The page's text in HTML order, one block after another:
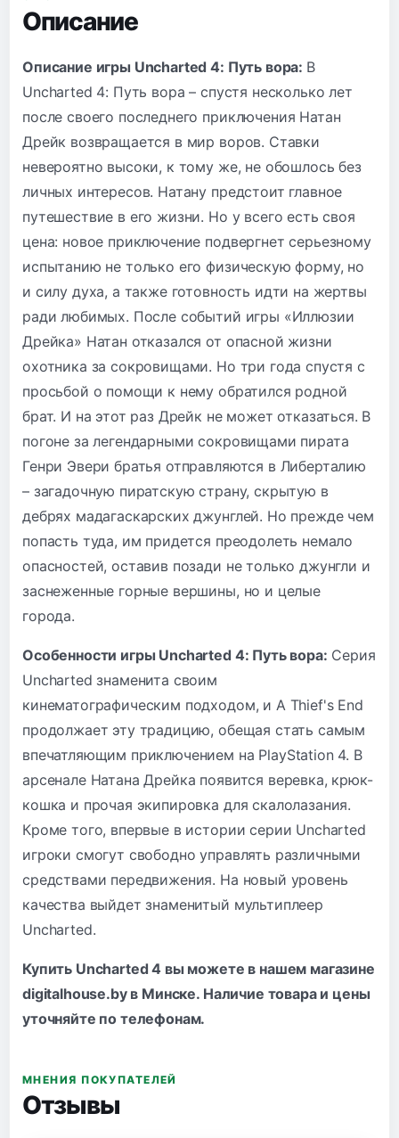
Описание
Описание игры Uncharted 4: Путь вора: В
Uncharted 4: Путь вора – спустя несколько лет
после своего последнего приключения Натан
Дрейк возвращается в мир воров. Ставки
невероятно высоки, к тому же, не обошлось без
личных интересов. Натану предстоит главное
путешествие в его жизни. Но у всего есть своя
цена: новое приключение подвергнет серьезному
испытанию не только его физическую форму, но
и силу духа, а также готовность идти на жертвы
ради любимых. После событий игры «Иллюзии
Дрейка» Натан отказался от опасной жизни
охотника за сокровищами. Но три года спустя с
просьбой о помощи к нему обратился родной
брат. И на этот раз Дрейк не может отказаться. В
погоне за легендарными сокровищами пирата
Генри Эвери братья отправляются в Либерталию
– загадочную пиратскую страну, скрытую в
дебрях мадагаскарских джунглей. Но прежде чем
попасть туда, им придется преодолеть немало
опасностей, оставив позади не только джунгли и
заснеженные горные вершины, но и целые
города.
Особенности игры Uncharted 4: Путь вора: Серия
Uncharted знаменита своим
кинематографическим подходом, и A Thief's End
продолжает эту традицию, обещая стать самым
впечатляющим приключением на PlayStation 4. В
арсенале Натана Дрейка появится веревка, крюк-
кошка и прочая экипировка для скалолазания.
Кроме того, впервые в истории серии Uncharted
игроки смогут свободно управлять различными
средствами передвижения. На новый уровень
качества выйдет знаменитый мультиплеер
Uncharted.
Купить Uncharted 4 вы можете в нашем магазине
digitalhouse.by в Минске. Наличие товара и цены
уточняйте по телефонам.
МНЕНИЯ ПОКУПАТЕЛЕЙ
Отзывы